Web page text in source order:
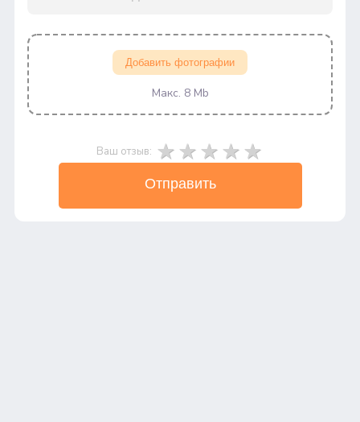
Добавить фотографии
Макс. 8 Mb
Ваш отзыв:
Отправить